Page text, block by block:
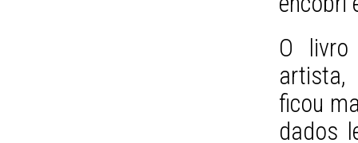
O
artista,
ficou
dados